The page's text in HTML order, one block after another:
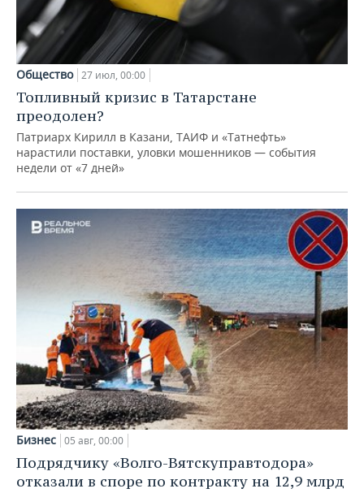
Общество 27 июл, 00:00
Топливный кризис в Татарстане
преодолен?
Патриарх Кирилл в Казани, ТАИФ и «Татнефть»
нарастили поставки, уловки мошенников — события
недели от «7 дней»
Бизнес 05 авг, 00:00
Подрядчику «Волго-Вятскуправтодора»
отказали в споре по контракту на 12,9 млрд